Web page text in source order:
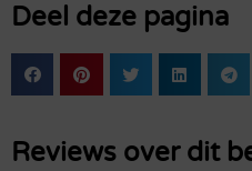
Deel deze pagina
Reviews over dit